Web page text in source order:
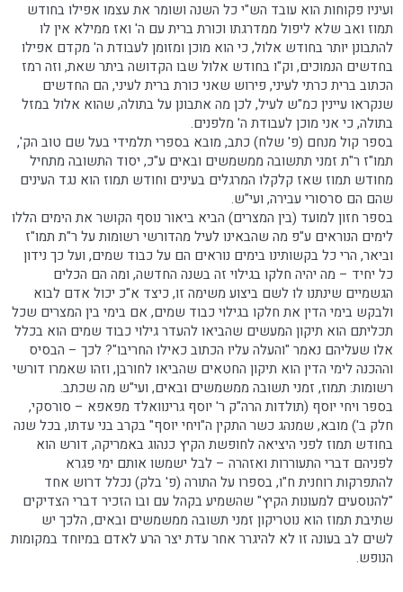
ועיניו פקוחות הוא עובד הש"י כל השנה ושומר את עצמו אפילו בחודש
תמוז ואב שלא ליפול ממדרגתו וכורת ברית עם ה' ואז ממילא אין לו
להתבונן יותר בחודש אלול, כי הוא מוכן ומזומן לעבודת ה' מקדם אפילו
בחדשים הנמוכים, וק"ו בחודש אלול שבו הקדושה ביתר שאת, וזה רמז
הכתוב ברית כרתי לעיני, פירוש שאני כורת ברית לעיני, הם החדשים
שנקראו עיינין כמ"ש לעיל, לכן מה אתבונן על בתולה, שהוא אלול במזל
בתולה, כי אני מוכן לעבודת ה' מלפנים.
בספר קול מנחם (פ' שלח) כתב, מובא בספרי תלמידי בעל שם טוב הק',
תמו"ז ר"ת זמני תתשובה ממשמשים ובאים ע"כ, יסוד התשובה מתחיל
מחודש תמוז שאז קלקלו המרגלים בעינים וחודש תמוז הוא נגד העינים
שהם הם סרסורי עבירה, ועי"ש.
בספר חזון למועד (בין המצרים) הביא ביאור נוסף הקושר את הימים הללו
לימים הנוראים ע"פ מה שהבאינו לעיל מהדורשי רשומות על ר"ת תמו"ז
וביאר, הרי כל בקשותינו בימים נוראים הם על כבוד שמים, ועל כך נידון
כל יחיד – מה יהיה חלקו בגילוי זה בשנה החדשה, ומה הם הכלים
הגשמיים שינתנו לו לשם ביצוע משימה זו, כיצד א"כ יכול אדם לבוא
ולבקש בימי הדין את חלקו בגילוי כבוד שמים, אם בימי בין המצרים שכל
תכליתם הוא תיקון המעשים שהביאו להעדר גילוי כבוד שמים הוא בכלל
אלו שעליהם נאמר "והעלה עליו הכתוב כאילו החריבו"? לכך – הבסיס
וההכנה לימי הדין הוא תיקון החטאים שהביאו לחורבן, וזהו שאמרו דורשי
רשומות: תמוז, זמני תשובה ממשמשים ובאים, ועי"ש מה שכתב.
בספר ויחי יוסף (תולדות הרה"ק ר' יוסף גרינוואלד מפאפא – סורסקי,
חלק ב') מובא, שמנהג כשר התקין ה"ויחי יוסף" בקרב בני עדתו, בכל שנה
בחודש תמוז לפני היציאה לחופשת הקיץ כנהוג באמריקה, דורש הוא
לפניהם דברי התעוררות ואזהרה – לבל ישמשו אותם ימי פגרא
להתפרקות רוחנית ח"ו, בספרו על התורה (פ' בלק) נכלל דרוש אחד
"להנוסעים למעונות הקיץ" שהשמיע בקהל עם ובו הזכיר דברי הצדיקים
שתיבת תמוז הוא נוטריקון זמני תשובה ממשמשים ובאים, הלכך יש
לשים לב בעונה זו לא להיגרר אחר עדת יצר הרע לאדם במיוחד במקומות
הנופש.